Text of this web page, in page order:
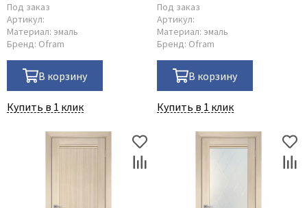
Под заказ
Артикул:
Материал: эмаль
Бренд: Ofram
В корзину
Купить в 1 клик
Под заказ
Артикул:
Материал: эмаль
Бренд: Ofram
В корзину
Купить в 1 клик